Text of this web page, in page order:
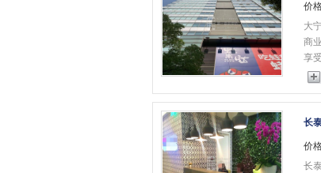
价
大
商
享
长
价
长